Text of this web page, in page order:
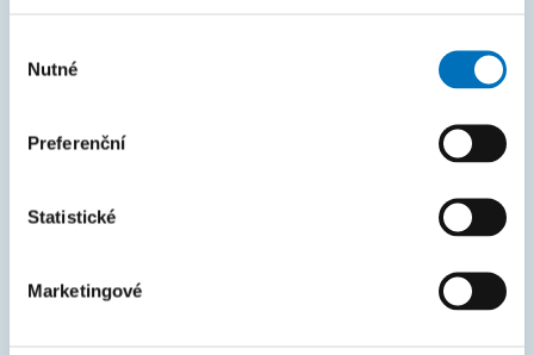
souhlasu
Nutné
Preferenční
Statistické
Marketingové
Úvod
Studium